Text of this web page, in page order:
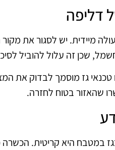
דליפה
מיידית. יש לסגור את מקור
שכן זה עלול להוביל
טכנאי גז מוסמך לבדוק את
שהאזור בטוח לחזרה.
במטבח היא קריטית.